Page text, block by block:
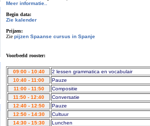
Meer informatie..
Begin data:
Zie kalender
Prijzen:
Zie pijzen Spaanse cursus in Spanje
Voorbeeld rooster:
09:00 - 10:40
2 lessen grammatica en vocabulair
10:40 - 11:00
Pauze
11:00 - 11:50
Compositie
11:50 - 12:40
Conversatie
12:40 - 12:50
Pauze
12:50 - 14:30
Cultuur
14:30 - 15:30
Lunchen